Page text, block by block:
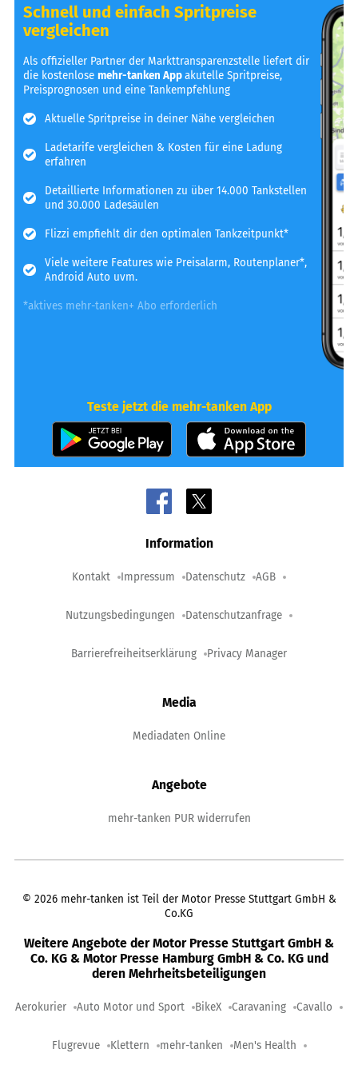
Schnell und einfach Spritpreise
vergleichen
Als offizieller Partner der Markttransparenzstelle liefert dir
die kostenlosemehr-tanken Appakutelle Spritpreise,
Preisprognosen und eine Tankempfehlung
Aktuelle Spritpreise in deiner Nähe vergleichen
Ladetarife vergleichen & Kosten für eine Ladung
erfahren
Detaillierte Informationen zu über 14.000 Tankstellen
und 30.000 Ladesäulen
Flizzi empfiehlt dir den optimalen Tankzeitpunkt*
Viele weitere Features wie Preisalarm, Routenplaner*,
Android Auto uvm.
*aktives mehr-tanken+ Abo erforderlich
Teste jetzt die mehr-tanken App
Information
Kontakt Impressum Datenschutz AGB
Nutzungsbedingungen Datenschutzanfrage
Barrierefreiheitserklärung Privacy Manager
Media
Mediadaten Online
Angebote
mehr-tanken PUR widerrufen
© 2026 mehr-tanken ist Teil der Motor Presse Stuttgart GmbH &
Co.KG
Weitere Angebote der Motor Presse Stuttgart GmbH &
Co. KG & Motor Presse Hamburg GmbH & Co. KG und
deren Mehrheitsbeteiligungen
Aerokurier Auto Motor und Sport BikeX Caravaning Cavallo
Flugrevue Klettern mehr-tanken Men's Health